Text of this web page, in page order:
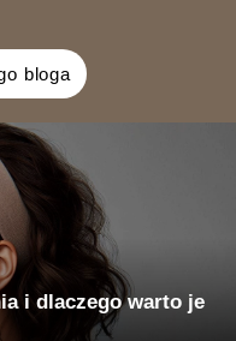
bloga
i dlaczego warto je